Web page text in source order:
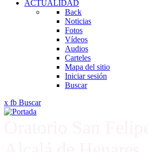
ACTUALIDAD
Back
Noticias
Fotos
Vídeos
Audios
Carteles
Mapa del sitio
Iniciar sesión
Buscar
x fb Buscar